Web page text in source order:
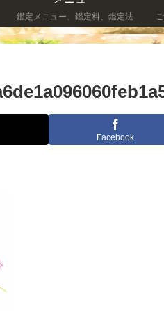
鑑定メニュー、鑑定料、鑑定法
Facebook